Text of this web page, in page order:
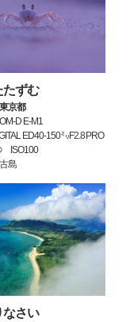
たずむ
京都
D E-M1
ED40-150㍉F2.8PRO
ISO100
島
なさい